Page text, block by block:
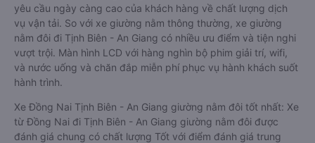
yêu cầu ngày càng cao của khách hàng về chất lượng dịch
vụ vận tải. So với xe giường nằm thông thường, xe giường
nằm đôi đi Tịnh Biên - An Giang có nhiều ưu điểm và tiện nghi
vượt trội. Màn hình LCD với hàng nghìn bộ phim giải trí, wifi,
và nước uống và chăn đắp miễn phí phục vụ hành khách suốt
hành trình.
Xe Đồng Nai Tịnh Biên - An Giang giường nằm đôi tốt nhất: Xe
từ Đồng Nai đi Tịnh Biên - An Giang giường nằm đôi được
đánh giá chung có chất lượng Tốt với điểm đánh giá trung